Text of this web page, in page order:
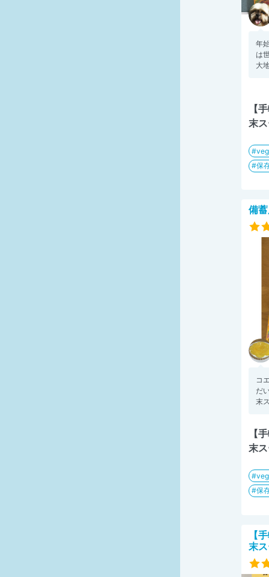
年
は
大
【
末
保
備
コ
だ
末
【
末
保
【
末